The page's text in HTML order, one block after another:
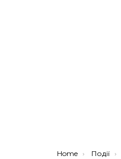
You are here:
Home Події